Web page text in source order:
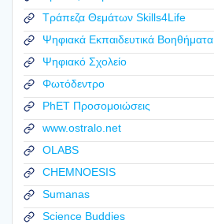
Τράπεζα Θεμάτων Skills4Life
Ψηφιακά Εκπαιδευτικά Βοηθήματα
Ψηφιακό Σχολείο
Φωτόδεντρο
PhET Προσομοιώσεις
www.ostralo.net
OLABS
CHEMNOESIS
Sumanas
Science Buddies